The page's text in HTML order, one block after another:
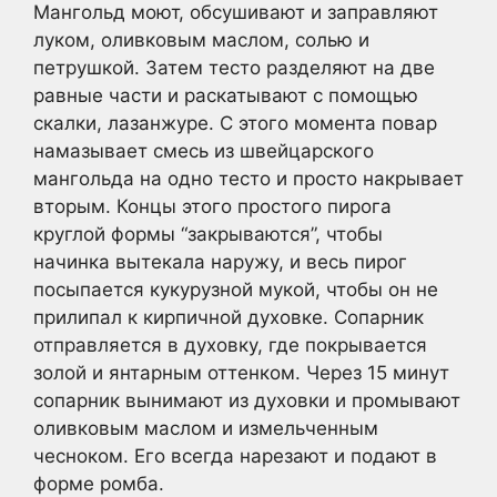
Мангольд моют, обсушивают и заправляют
луком, оливковым маслом, солью и
петрушкой. Затем тесто разделяют на две
равные части и раскатывают с помощью
скалки, лазанжуре. С этого момента повар
намазывает смесь из швейцарского
мангольда на одно тесто и просто накрывает
вторым. Концы этого простого пирога
круглой формы “закрываются”, чтобы
начинка вытекала наружу, и весь пирог
посыпается кукурузной мукой, чтобы он не
прилипал к кирпичной духовке. Сопарник
отправляется в духовку, где покрывается
золой и янтарным оттенком. Через 15 минут
сопарник вынимают из духовки и промывают
оливковым маслом и измельченным
чесноком. Его всегда нарезают и подают в
форме ромба.